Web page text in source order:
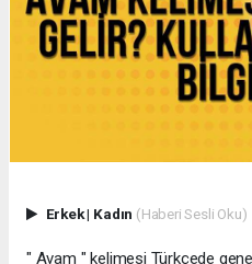
Erkek| Kadın (Haberi Sesli Oku)
" Avam " kelimesi Türkçede